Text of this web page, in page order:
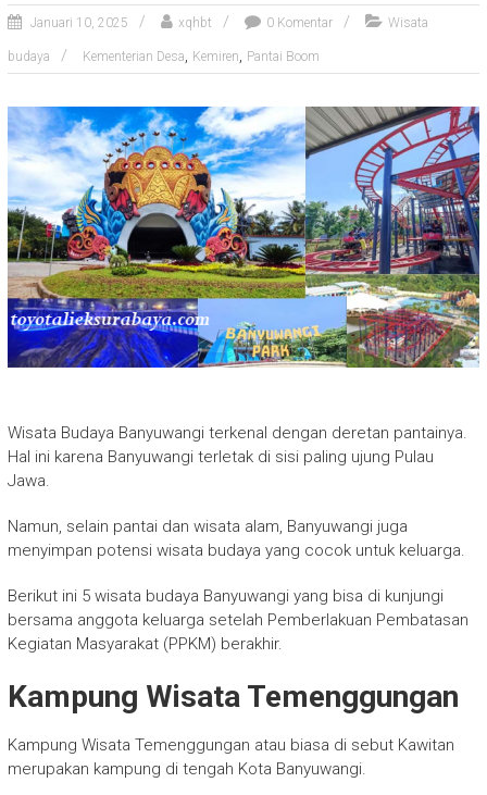
Januari 10, 2025 xqhbt 0 Komentar Wisata
budaya Kementerian Desa, Kemiren, Pantai Boom
Wisata Budaya Banyuwangi terkenal dengan deretan pantainya.
Hal ini karena Banyuwangi terletak di sisi paling ujung Pulau
Jawa.
Namun, selain pantai dan wisata alam, Banyuwangi juga
menyimpan potensi wisata budaya yang cocok untuk keluarga.
Berikut ini 5 wisata budaya Banyuwangi yang bisa di kunjungi
bersama anggota keluarga setelah Pemberlakuan Pembatasan
Kegiatan Masyarakat (PPKM) berakhir.
Kampung Wisata Temenggungan
Kampung Wisata Temenggungan atau biasa di sebut Kawitan
merupakan kampung di tengah Kota Banyuwangi.